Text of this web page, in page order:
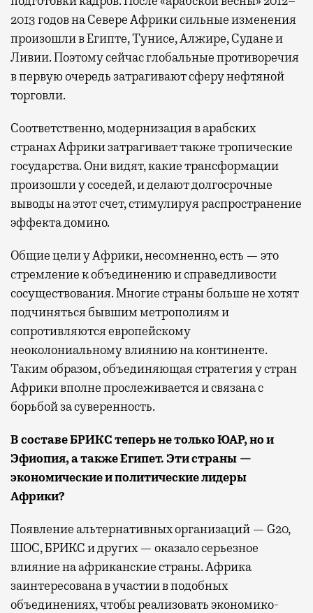
2013 годов на Севере Африки сильные изменения
произошли в Египте, Тунисе, Алжире, Судане и
Ливии. Поэтому сейчас глобальные противоречия
в первую очередь затрагивают сферу нефтяной
торговли.
Соответственно, модернизация в арабских
странах Африки затрагивает также тропические
государства. Они видят, какие трансформации
произошли у соседей, и делают долгосрочные
выводы на этот счет, стимулируя распространение
эффекта домино.
Общие цели у Африки, несомненно, есть — это
стремление к объединению и справедливости
сосуществования. Многие страны больше не хотят
подчиняться бывшим метрополиям и
сопротивляются европейскому
неоколониальному влиянию на континенте.
Таким образом, объединяющая стратегия у стран
Африки вполне прослеживается и связана с
борьбой за суверенность.
В составе БРИКС теперь не только ЮАР, но и
Эфиопия, а также Египет. Эти страны —
экономические и политические лидеры
Африки?
Появление альтернативных организаций — G20,
ШОС, БРИКС и других — оказало серьезное
влияние на африканские страны. Африка
заинтересована в участии в подобных
объединениях, чтобы реализовать экономико-